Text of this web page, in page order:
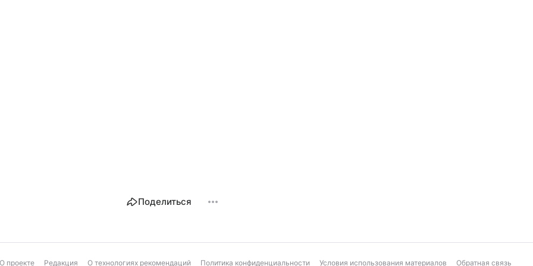
Поделиться
О проекте Редакция О технологиях рекомендаций Политика конфиденциальности Условия использования материалов Обратная связь